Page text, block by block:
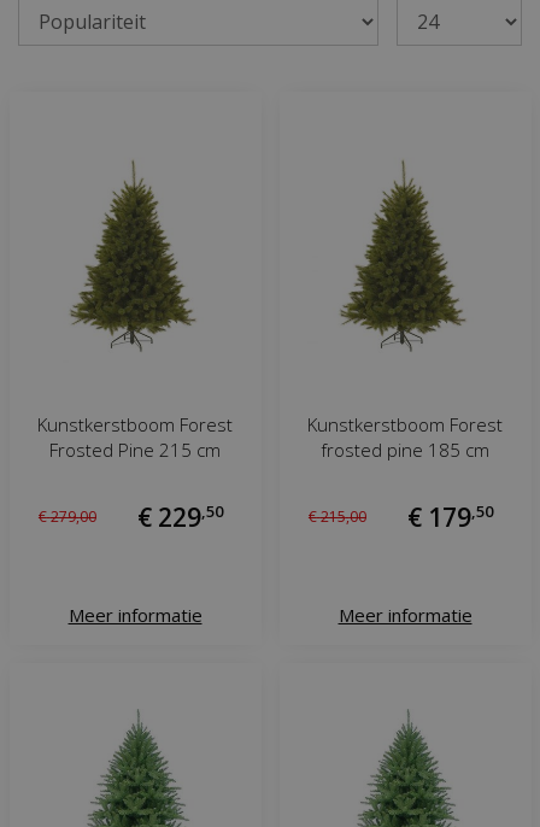
Kunstkerstboom Forest
Frosted Pine 215 cm
€279,00 € 229, 50
Meer informatie
Kunstkerstboom Forest
frosted pine 185 cm
€215,00 € 179, 50
Meer informatie